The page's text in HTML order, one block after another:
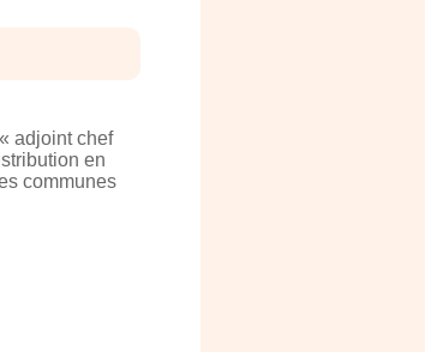
adjoint chef
en
communes